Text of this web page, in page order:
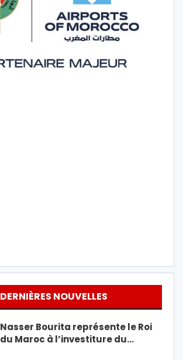
DERNIÈRES NOUVELLES
Nasser Bourita représente le Roi
du Maroc à l’investiture du…